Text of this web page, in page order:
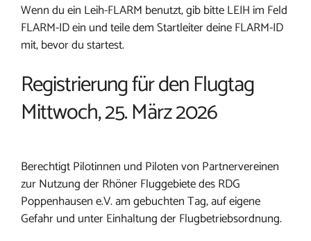
Wenn du ein Leih-FLARM benutzt, gib bitte LEIH im Feld
FLARM-ID ein und teile dem Startleiter deine FLARM-ID
mit, bevor du startest.
Registrierung für den Flugtag
Mittwoch, 25. März 2026
Berechtigt Pilotinnen und Piloten von Partnervereinen
zur Nutzung der Rhöner Fluggebiete des RDG
Poppenhausen e.V. am gebuchten Tag, auf eigene
Gefahr und unter Einhaltung der Flugbetriebsordnung.